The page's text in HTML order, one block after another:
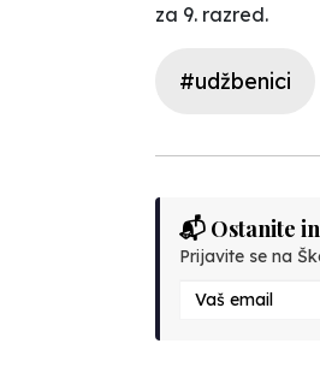
za 9. razred.
#udžbenici
📬 Ostanite
Prijavite se na